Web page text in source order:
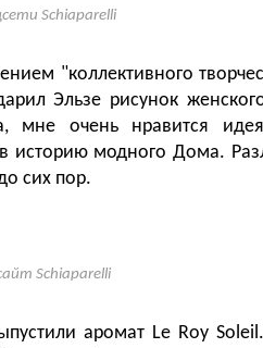
Schiaparelli
"коллективного
Эльзе рисунок
мне очень нравится
историю модного Дома.
сих пор.
Schiaparelli
аромат Le Roy